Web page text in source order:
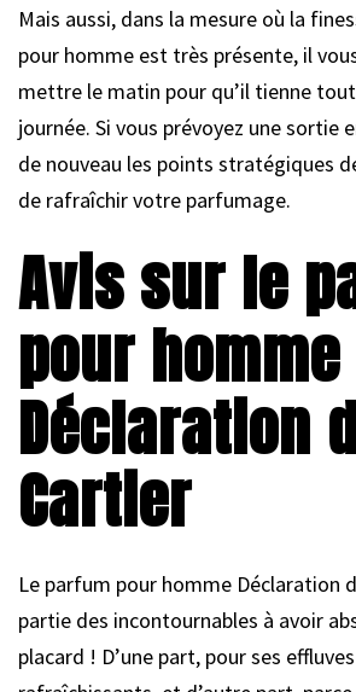
Mais aussi, dans la mesure où la
pour homme est très présente, il
mettre le matin pour qu’il tienne
journée. Si vous prévoyez une sortie
de nouveau les points stratégiques
de rafraîchir votre parfumage.
Avis sur le
pour homme
Déclaration
Cartier
Le parfum pour homme Déclaration
partie des incontournables à avoir
placard ! D’une part, pour ses